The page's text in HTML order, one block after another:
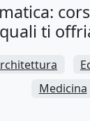
ti
Medicina